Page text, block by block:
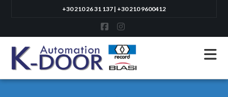
+30 210 26 31 137 | +30 210 9600412
Facebook
Instagram